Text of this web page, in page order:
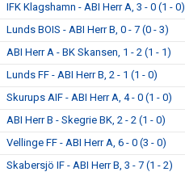
IFK Klagshamn - ABI Herr A, 3 - 0 (1 - 0)
Lunds BOIS - ABI Herr B, 0 - 7 (0 - 3)
ABI Herr A - BK Skansen, 1 - 2 (1 - 1)
Lunds FF - ABI Herr B, 2 - 1 (1 - 0)
Skurups AIF - ABI Herr A, 4 - 0 (1 - 0)
ABI Herr B - Skegrie BK, 2 - 2 (1 - 0)
Vellinge FF - ABI Herr A, 6 - 0 (3 - 0)
Skabersjö IF - ABI Herr B, 3 - 7 (1 - 2)